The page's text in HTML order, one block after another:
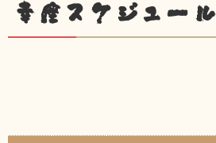
幸座スケジュール